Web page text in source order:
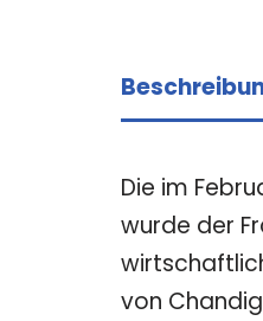
Die im
wurde der
von